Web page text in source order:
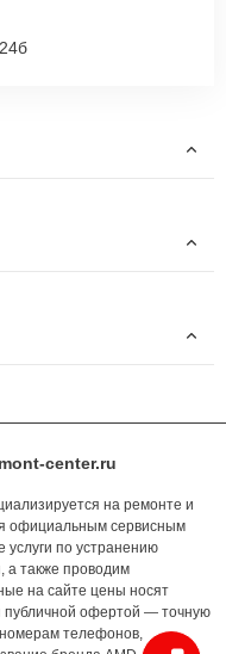
center.ru
на ремонте и
официальным сервисным
по устранению
а также проводим
на сайте цены носят
публичной офертой — точную
телефонов,